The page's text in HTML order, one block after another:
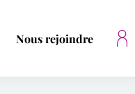
Nous rejoindre